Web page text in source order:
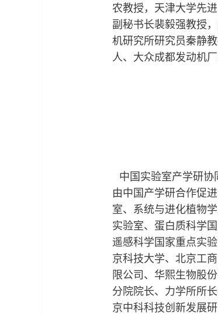
农教授，天津大学先
副秘书长裴毅强教授
机研究所研究员秦静
人、大众成都发动机
中国实验室产学研协
由中国产学研合作促
室、系统与进化植物
实验室、蛋白质科学
遥感科学国家重点实
京科技大学、北京工
限公司、华熙生物股
分院院长、力学所所
京中科科技创新发展